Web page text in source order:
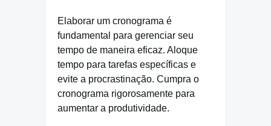
Elaborar um cronograma é
fundamental para gerenciar seu
tempo de maneira eficaz. Aloque
tempo para tarefas específicas e
evite a procrastinação. Cumpra o
cronograma rigorosamente para
aumentar a produtividade.